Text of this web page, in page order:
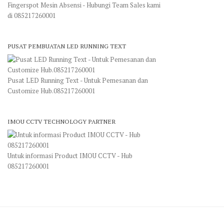
Fingerspot Mesin Absensi - Hubungi Team Sales kami
di 085217260001
PUSAT PEMBUATAN LED RUNNING TEXT
Pusat LED Running Text - Untuk Pemesanan dan
Customize Hub.085217260001
IMOU CCTV TECHNOLOGY PARTNER
Untuk informasi Product IMOU CCTV - Hub
085217260001